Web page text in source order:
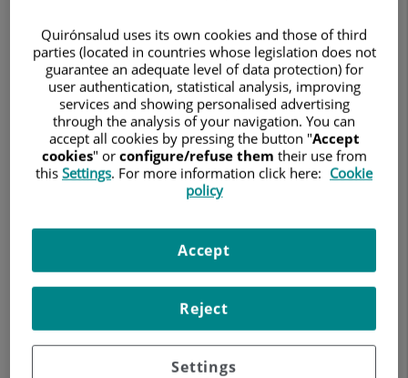
Radioterápica
5 de junio de 2026
HOSPITAL QUIRÓNSALUD TENERIFE
HOSPITAL QUIRÓNSALUD TORREVIEJA
En el marco del XXIII Congreso Nacional de la Sociedad
Española de Oncología Radioterápica (SEOR), considerado el
principal foro científico de la especialidad en España y que
este año ha reunido en Alicante del 3 al 5 de junio a cientos
de profesionales para debatir sobre los últimos avances en
el tratamiento del cáncer, donde el Hospital Quirónsalud
Torrevieja ha tenido una destacada participación.
En el marco del XXIII Congreso Nacional de la Sociedad
Quirónsalud uses its own cookies and those of third
parties (located in countries whose legislation does not
guarantee an adequate level of data protection) for
user authentication, statistical analysis, improving
services and showing personalised advertising
through the analysis of your navigation. You can
accept all cookies by pressing the button "Accept
cookies" or configure/refuse them their use from
this Settings. For more information click here: Cookie
policy
Settings
Reject
Accept